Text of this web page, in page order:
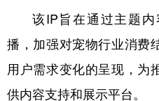
该IP旨在通过主题
播，加强对宠物行业消费
用户需求变化的呈现，为
供内容支持和展示平台。